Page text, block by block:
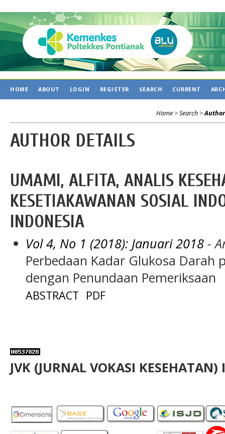
HOME ABOUT LOGIN REGISTER SEARCH CURRENT
Home >Search >
AUTHOR DETAILS
UMAMI, ALFITA, ANALIS
KESETIAKAWANAN SOSIAL
INDONESIA
Vol 4, No 1 (2018): Januari 2018 -
Perbedaan Kadar Glukosa Darah
dengan Penundaan Pemeriksaan
ABSTRACT PDF
JVK (JURNAL VOKASI KESEHATAN)